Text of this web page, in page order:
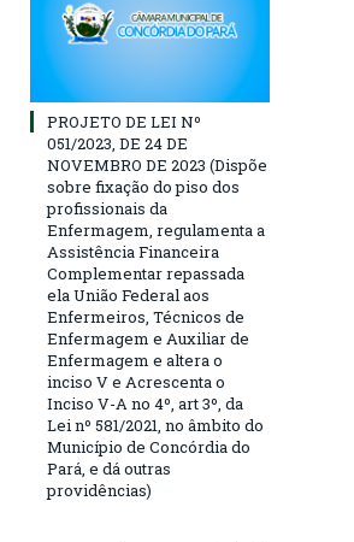
PROJETO DE LEI Nº
051/2023, DE 24 DE
NOVEMBRO DE 2023 (Dispõe
sobre fixação do piso dos
profissionais da
Enfermagem, regulamenta a
Assistência Financeira
Complementar repassada
ela União Federal aos
Enfermeiros, Técnicos de
Enfermagem e Auxiliar de
Enfermagem e altera o
inciso V e Acrescenta o
Inciso V-A no 4º, art 3º, da
Lei nº 581/2021, no âmbito do
Município de Concórdia do
Pará, e dá outras
providências)